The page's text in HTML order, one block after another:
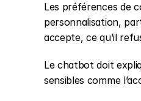
Les préférences de
personnalisation,
accepte, ce qu’il
Le chatbot doit
sensibles comme